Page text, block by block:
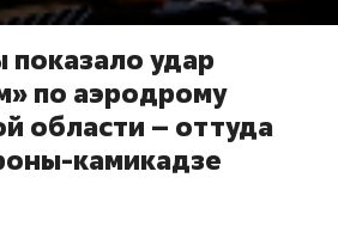
удар
по аэродрому
области – оттуда
камикадзе